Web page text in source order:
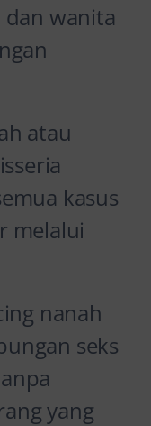
wanita
atau
kasus
melalui
nanah
seks
yang